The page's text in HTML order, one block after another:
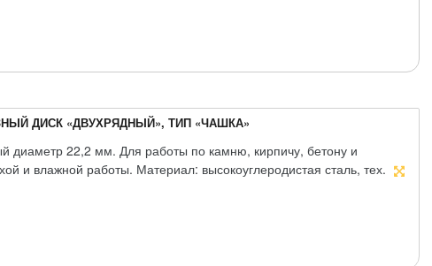
ДИСК «ДВУХРЯДНЫЙ», ТИП «ЧАШКА»
диаметр 22,2 мм. Для работы по камню, кирпичу, бетону и
и влажной работы. Материал: высокоуглеродистая сталь, тех.